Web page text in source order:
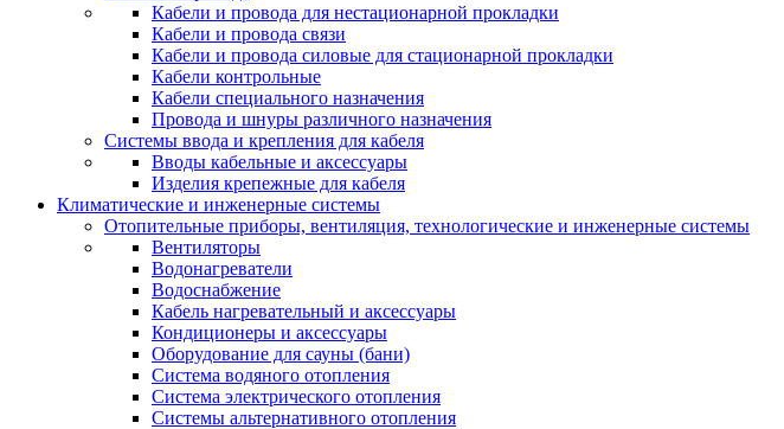
Кабели и провода для нестационарной прокладки
Кабели и провода связи
Кабели и провода силовые для стационарной прокладки
Кабели контрольные
Кабели специального назначения
Провода и шнуры различного назначения
Системы ввода и крепления для кабеля
Вводы кабельные и аксессуары
Изделия крепежные для кабеля
Климатические и инженерные системы
Отопительные приборы, вентиляция, технологические и инженерные системы
Вентиляторы
Водонагреватели
Водоснабжение
Кабель нагревательный и аксессуары
Кондиционеры и аксессуары
Оборудование для сауны (бани)
Система водяного отопления
Система электрического отопления
Системы альтернативного отопления